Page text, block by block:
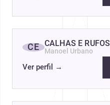
CE CALHAS E RUFOS
Manoel Urbano
Ver perfil →